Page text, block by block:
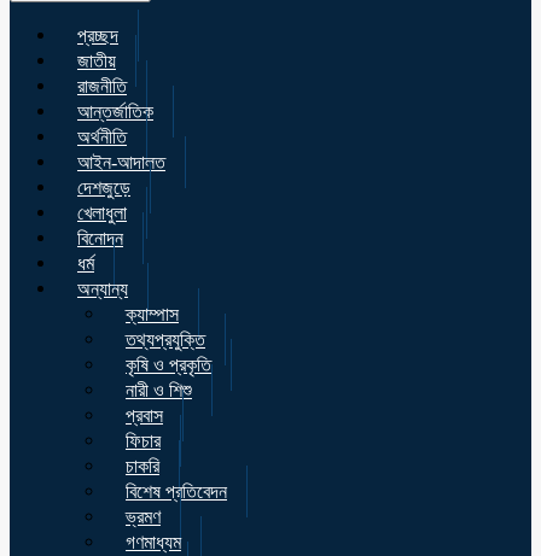
প্রচ্ছদ
জাতীয়
রাজনীতি
আন্তর্জাতিক
অর্থনীতি
আইন-আদালত
দেশজুড়ে
খেলাধুলা
বিনোদন
ধর্ম
অন্যান্য
ক্যাম্পাস
তথ্যপ্রযুক্তি
কৃষি ও প্রকৃতি
নারী ও শিশু
প্রবাস
ফিচার
চাকরি
বিশেষ প্রতিবেদন
ভ্রমণ
গণমাধ্যম